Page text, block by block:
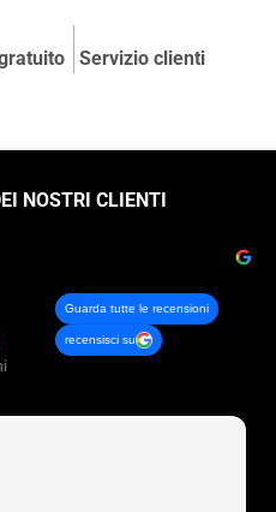
Servizio clienti
NOSTRI CLIENTI
Guarda tutte le recensioni
recensisci su